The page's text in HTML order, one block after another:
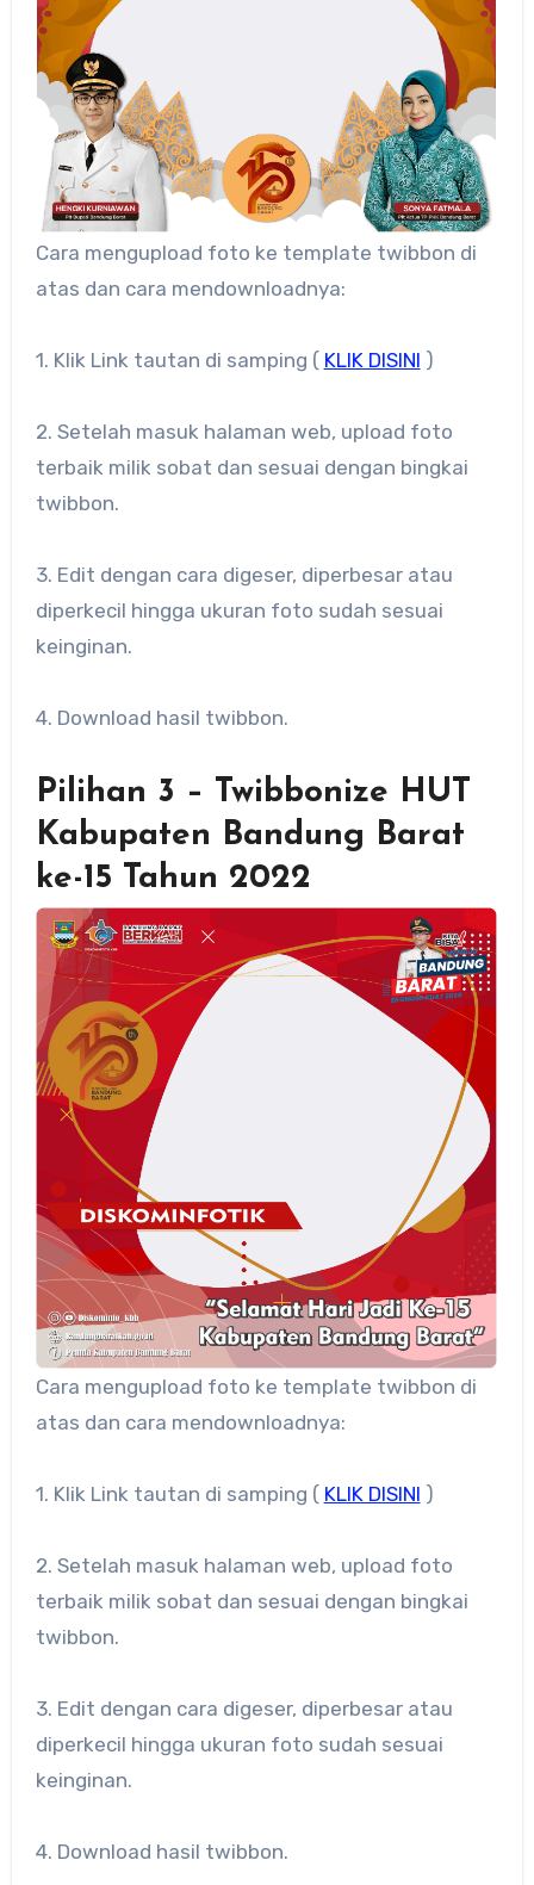
Cara mengupload foto ke template twibbon di
atas dan cara mendownloadnya:
1. Klik Link tautan di samping ( KLIK DISINI )
2. Setelah masuk halaman web, upload foto
terbaik milik sobat dan sesuai dengan bingkai
twibbon.
3. Edit dengan cara digeser, diperbesar atau
diperkecil hingga ukuran foto sudah sesuai
keinginan.
4. Download hasil twibbon.
Pilihan 3 – Twibbonize HUT
Kabupaten Bandung Barat
ke-15 Tahun 2022
Cara mengupload foto ke template twibbon di
atas dan cara mendownloadnya:
1. Klik Link tautan di samping ( KLIK DISINI )
2. Setelah masuk halaman web, upload foto
terbaik milik sobat dan sesuai dengan bingkai
twibbon.
3. Edit dengan cara digeser, diperbesar atau
diperkecil hingga ukuran foto sudah sesuai
keinginan.
4. Download hasil twibbon.